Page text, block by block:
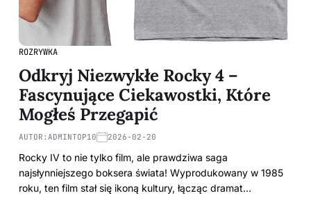
ROZRYWKA
Odkryj Niezwykłe Rocky 4 –
Fascynujące Ciekawostki, Które
Mogłeś Przegapić
AUTOR: ADMINTOP10 2026-02-20
Rocky IV to nie tylko film, ale prawdziwa saga
najsłynniejszego boksera świata! Wyprodukowany w 1985
roku, ten film stał się ikoną kultury, łącząc dramat…